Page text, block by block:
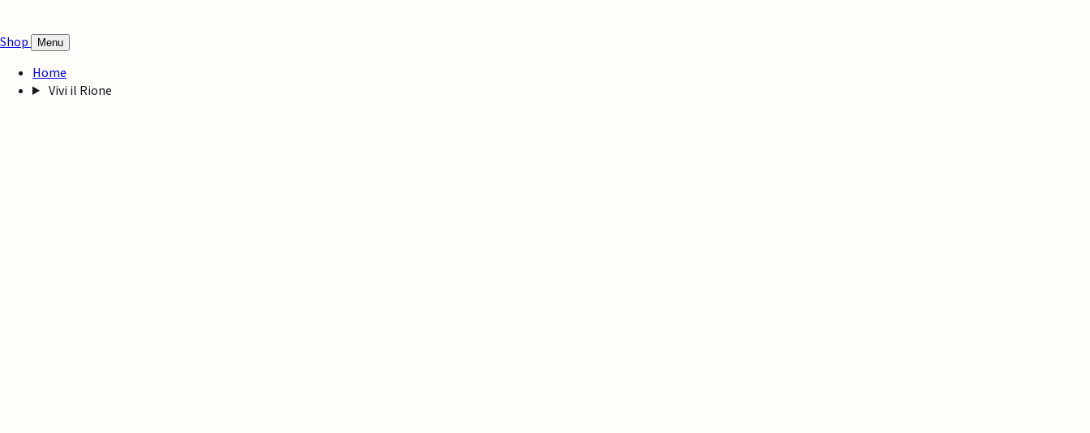
Shop Menu
Home
Vivi il Rione